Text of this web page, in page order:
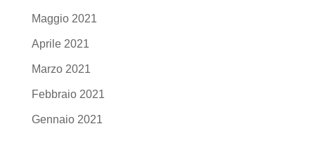
Maggio 2021
Aprile 2021
Marzo 2021
Febbraio 2021
Gennaio 2021